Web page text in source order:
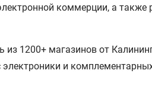
коммерции, а также
1200+ магазинов от
и